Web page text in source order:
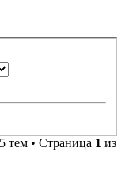
тем • Страница 1 из